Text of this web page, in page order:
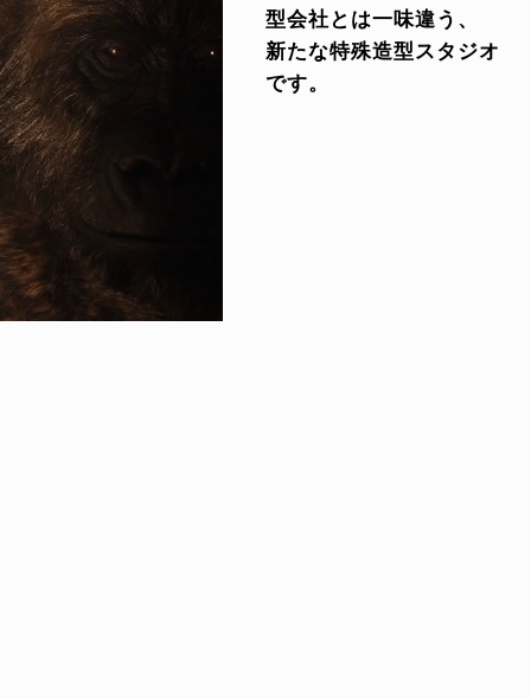
型会社とは一味違う、
新たな特殊造型スタジオ
です。